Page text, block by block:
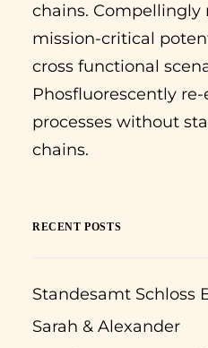
chains.
mission-critical
cross functional
Phosfluorescently
processes without
chains.
RECENT POSTS
Standesamt Schloss
Sarah & Alexander